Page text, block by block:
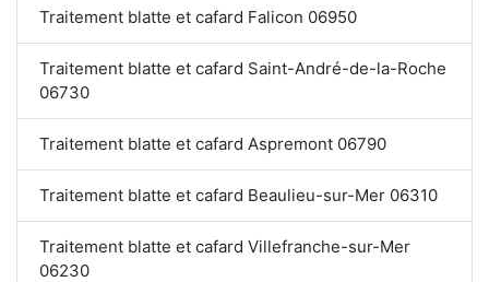
Traitement blatte et cafard Falicon 06950
Traitement blatte et cafard Saint-André-de-la-Roche
06730
Traitement blatte et cafard Aspremont 06790
Traitement blatte et cafard Beaulieu-sur-Mer 06310
Traitement blatte et cafard Villefranche-sur-Mer
06230